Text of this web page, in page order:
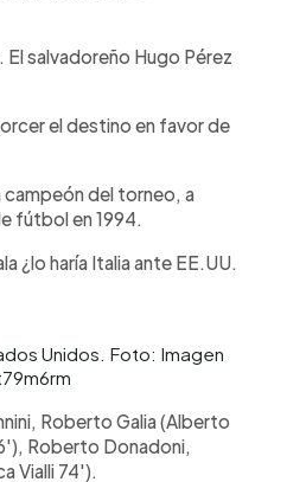
salvadoreño Hugo Pérez
el destino en favor de
del torneo, a
fútbol en 1994.
¿lo haría Italia ante EE.UU.
Unidos. Foto: Imagen
Roberto Galia (Alberto
Roberto Donadoni,
Vialli 74').